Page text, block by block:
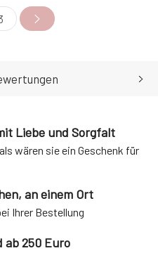
Zahnbürste besteht aus PLA,
einem Biokunststoff, und die
Borsten sind aus
recycelbar und biologisch
Liebe und Sorgfalt
wären sie ein Geschenk für
an einem Ort
Ihrer Bestellung
ab 250 Euro